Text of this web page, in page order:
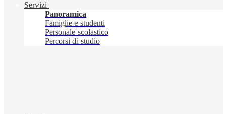
Servizi
Panoramica
Famiglie e studenti
Personale scolastico
Percorsi di studio